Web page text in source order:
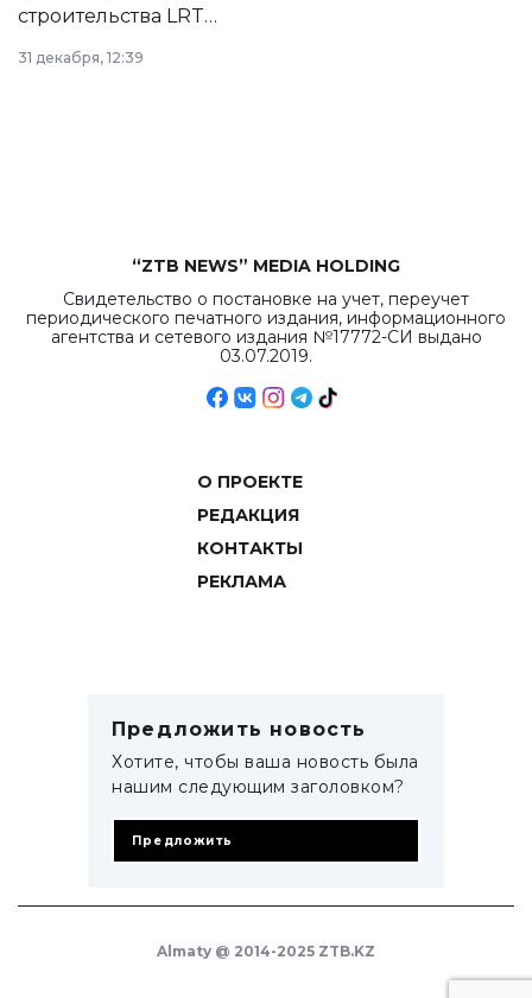
строительства LRT
в Астане из
республиканского
31 декабря, 12:39
“ZTB NEWS” MEDIA HOLDING
Свидетельство о постановке на учет, переучет
периодического печатного издания, информационного
агентства и сетевого издания №17772-СИ выдано
03.07.2019.
О ПРОЕКТЕ
РЕДАКЦИЯ
КОНТАКТЫ
РЕКЛАМА
Предложить новость
Хотите, чтобы ваша новость была
нашим следующим заголовком?
Предложить
Almaty @ 2014-2025 ZTB.KZ